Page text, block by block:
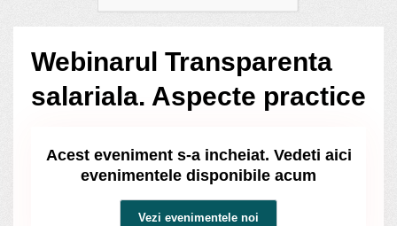
Webinarul Transparenta
salariala. Aspecte practice
Acest eveniment s-a incheiat. Vedeti aici
evenimentele disponibile acum
Vezi evenimentele noi